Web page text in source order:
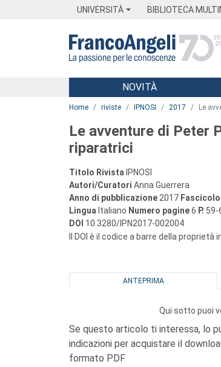
UNIVERSITÀ BIBLIOTECA
Menu
NOVITÀ
Home riviste IPNOSI 2017 Le
Le avventure di Peter
riparatrici
Titolo Rivista IPNOSI
Autori/Curatori Anna Guerrera
Anno di pubblicazione 2017 Fascicolo
Lingua Italiano Numero pagine6 P. 59-
DOI 10.3280/IPN2017-002004
Il DOI è il codice a barre della
ANTEPRIMA
Qui sotto puoi
Se questo articolo ti interessa, lo
indicazioni per acquistare il
formato PDF